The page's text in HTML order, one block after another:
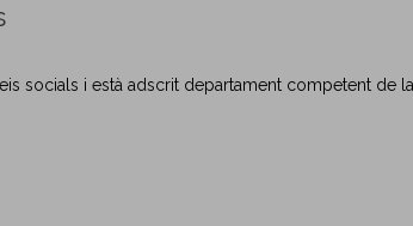
socials i està adscrit departament competent de